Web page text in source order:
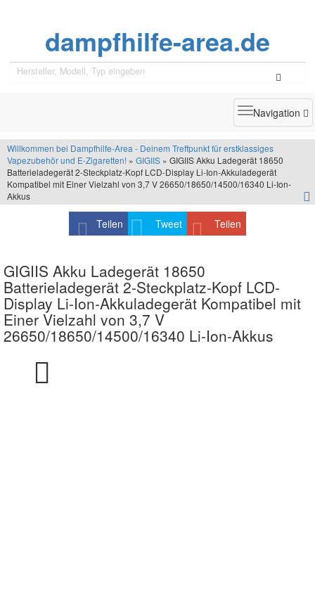
dampfhilfe-area.de
Toggle
Navigation
Willkommen bei Dampfhilfe-Area - Deinem Treffpunkt für erstklassiges
Vapezubehör und E-Zigaretten! » GIGIIS » GIGIIS Akku Ladegerät 18650
Batterieladegerät 2-Steckplatz-Kopf LCD-Display Li-Ion-Akkuladegerät
Kompatibel mit Einer Vielzahl von 3,7 V 26650/18650/14500/16340 Li-Ion-
Akkus
Teilen Tweet Teilen
GIGIIS Akku Ladegerät 18650
Batterieladegerät 2-Steckplatz-Kopf LCD-
Display Li-Ion-Akkuladegerät Kompatibel mit
Einer Vielzahl von 3,7 V
26650/18650/14500/16340 Li-Ion-Akkus